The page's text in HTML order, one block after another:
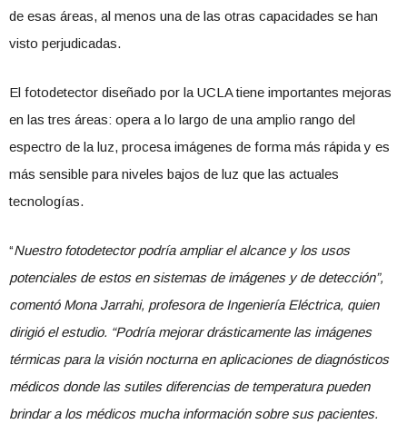
de esas áreas, al menos una de las otras capacidades se han
visto perjudicadas.
El fotodetector diseñado por la UCLA tiene importantes mejoras
en las tres áreas: opera a lo largo de una amplio rango del
espectro de la luz, procesa imágenes de forma más rápida y es
más sensible para niveles bajos de luz que las actuales
tecnologías.
“Nuestro fotodetector podría ampliar el alcance y los usos
potenciales de estos en sistemas de imágenes y de detección”,
comentó Mona Jarrahi, profesora de Ingeniería Eléctrica, quien
dirigió el estudio. “Podría mejorar drásticamente las imágenes
térmicas para la visión nocturna en aplicaciones de diagnósticos
médicos donde las sutiles diferencias de temperatura pueden
brindar a los médicos mucha información sobre sus pacientes.